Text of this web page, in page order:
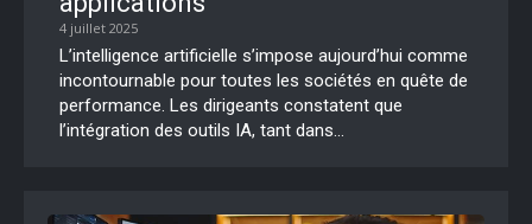
4 juillet 2025
L’intelligence artificielle s’impose aujourd’hui comme
incontournable pour toutes les sociétés en quête de
performance. Les dirigeants constatent que
l’intégration des outils IA, tant dans...